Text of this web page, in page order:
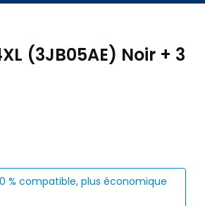
(3JB05AE) Noir + 3
% compatible, plus économique